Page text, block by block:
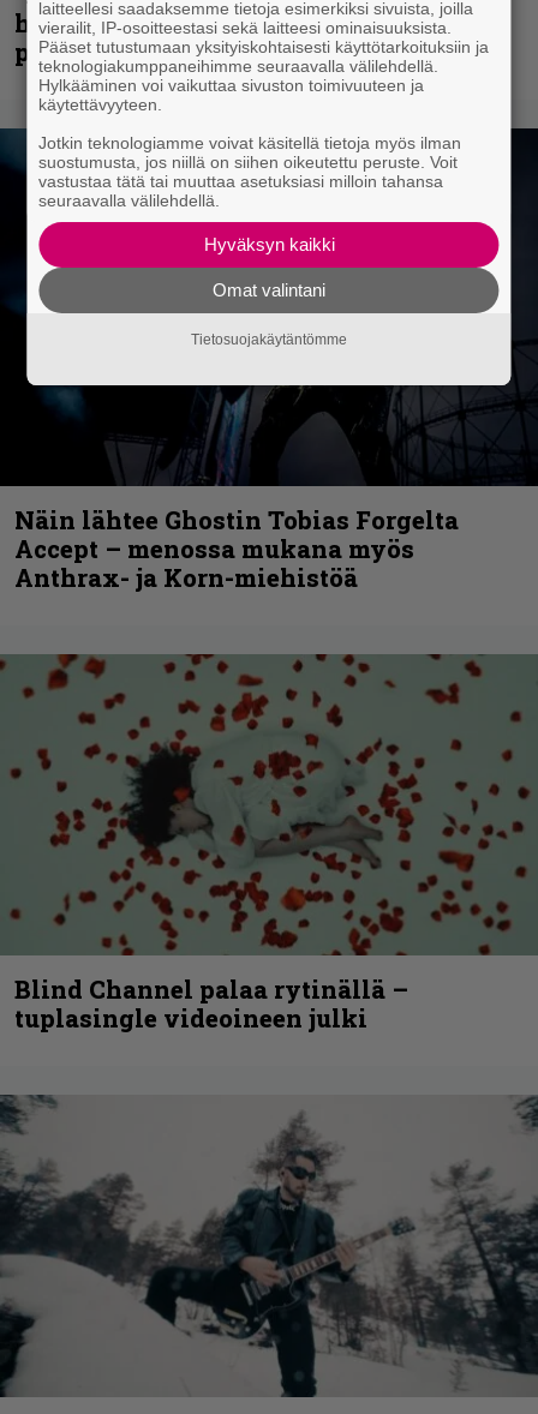
huippu-uimari jamittelee Megadethiä
palkinnollaan
Näin lähtee Ghostin Tobias Forgelta
Accept – menossa mukana myös
Anthrax- ja Korn-miehistöä
Blind Channel palaa rytinällä –
tuplasingle videoineen julki
laitteellesi saadaksemme tietoja esimerkiksi sivuista, joilla
vierailit, IP-osoitteestasi sekä laitteesi ominaisuuksista.
Pääset tutustumaan yksityiskohtaisesti käyttötarkoituksiin ja
teknologiakumppaneihimme seuraavalla välilehdellä.
Hylkääminen voi vaikuttaa sivuston toimivuuteen ja
käytettävyyteen.
Jotkin teknologiamme voivat käsitellä tietoja myös ilman
suostumusta, jos niillä on siihen oikeutettu peruste. Voit
vastustaa tätä tai muuttaa asetuksiasi milloin tahansa
seuraavalla välilehdellä.
Hyväksyn kaikki
Omat valintani
Tietosuojakäytäntömme